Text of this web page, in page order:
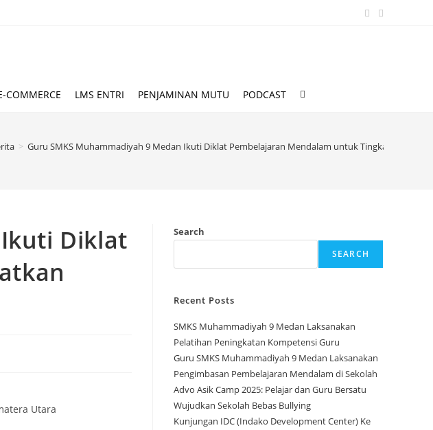
COMMERCE LMS ENTRI PENJAMINAN MUTU PODCAST Toggle
search
> Guru SMKS Muhammadiyah 9 Medan Ikuti Diklat Pembelajaran Mendalam untuk Tingkatkan
Diklat
Utara
Search
SEARCH
Recent Posts
SMKS Muhammadiyah 9 Medan Laksanakan
Pelatihan Peningkatan Kompetensi Guru
Guru SMKS Muhammadiyah 9 Medan Laksanakan
Pengimbasan Pembelajaran Mendalam di Sekolah
Advo Asik Camp 2025: Pelajar dan Guru Bersatu
Wujudkan Sekolah Bebas Bullying
Kunjungan IDC (Indako Development Center) Ke